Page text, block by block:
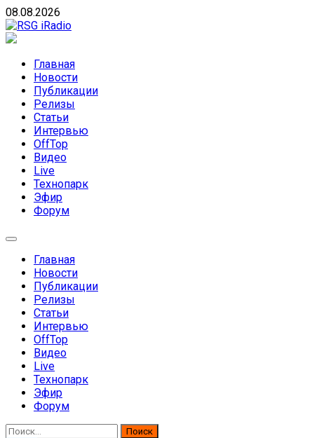
Skip
to
content
08.08.2026
направлений без возрастных ограничений
Главная
Новости
Публикации
Релизы
Статьи
Интервью
OffTop
Видео
Live
Технопарк
Эфир
Форум
Главная
Новости
Публикации
Релизы
Статьи
Интервью
OffTop
Видео
Live
Технопарк
Эфир
Форум
Найти: